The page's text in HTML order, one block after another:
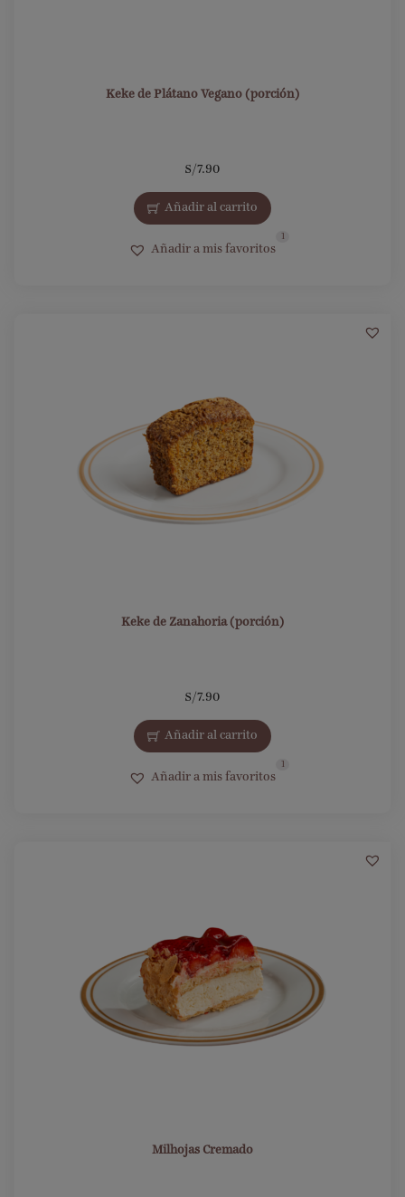
Keke de Plátano Vegano (porción)
S/7.90
Añadir al carrito
Añadir a mis favoritos
1
Keke de Zanahoria (porción)
S/7.90
Añadir al carrito
Añadir a mis favoritos
1
Milhojas Cremado